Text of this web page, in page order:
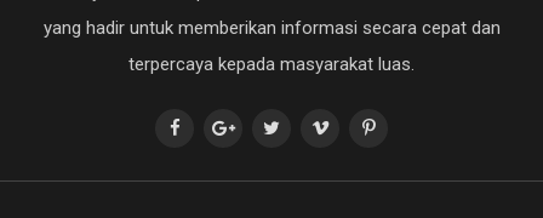
yang hadir untuk memberikan informasi secara cepat dan
terpercaya kepada masyarakat luas.